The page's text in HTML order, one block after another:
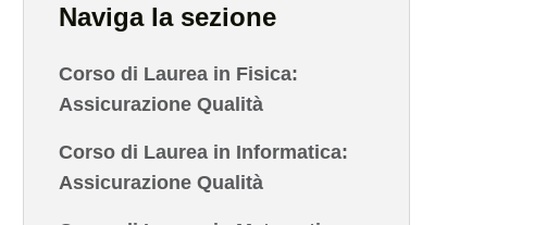
Naviga la sezione
Corso di Laurea in Fisica:
Assicurazione Qualità
Corso di Laurea in Informatica:
Assicurazione Qualità